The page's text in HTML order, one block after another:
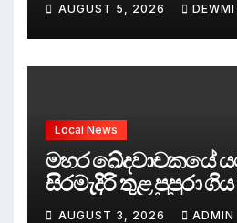
AUGUST 5, 2026
Local News
මහර ඛේදවාචකයේ
සිරමැදිරි තුළ පුපුරා
පලිගැනීමේ
AUGUST 3, 2026 ADMIN